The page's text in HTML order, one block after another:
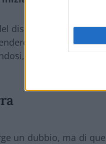
discorso, è
la lettura di
dimostrerebbero
un dubbio, ma di